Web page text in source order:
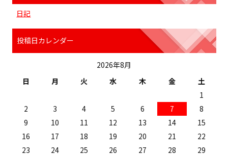
日記
投稿日カレンダー
2026年8月
日
月 火 水 木 金
土
1
2
3 4 5 6 7
8
9
10 11 12 13 14
15
16
17 18 19 20 21
22
23
24 25 26 27 28 29